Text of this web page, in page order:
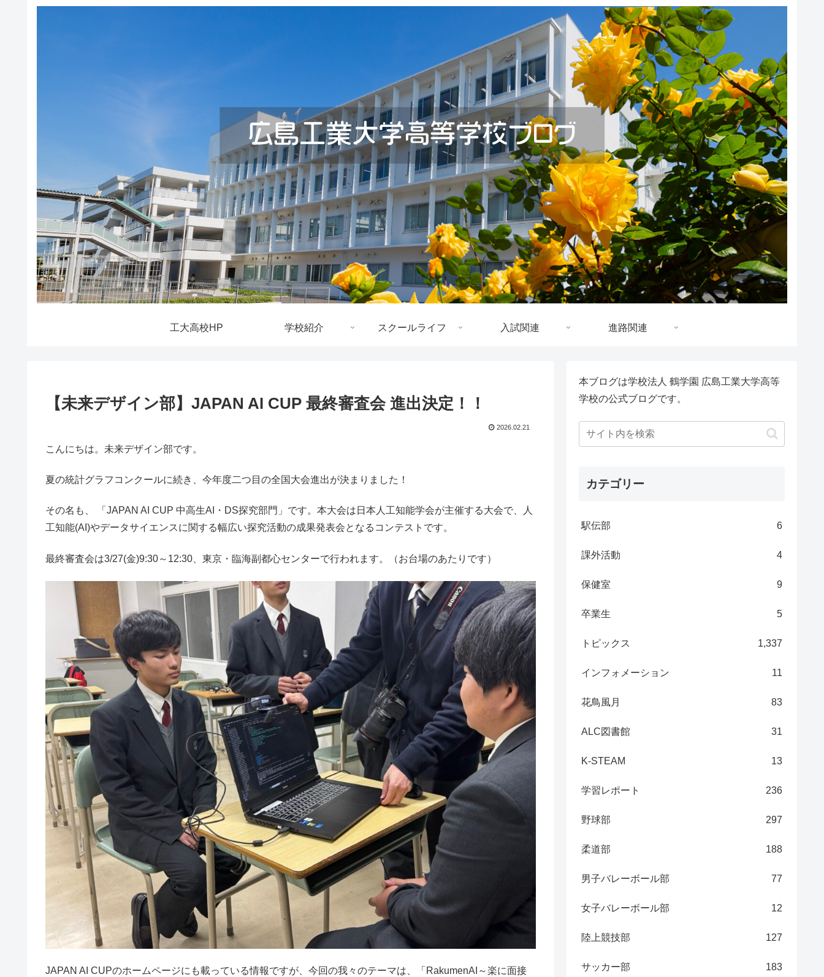
工大高校HP 学校紹介 スクールライフ 入試関連 進路関連
【未来デザイン部】JAPAN AI CUP 最終審査会 進出決定！！
2026.02.21
こんにちは。未来デザイン部です。
夏の統計グラフコンクールに続き、今年度二つ目の全国大会進出が決まりました！
その名も、 「JAPAN AI CUP 中高生AI・DS探究部門」です。本大会は日本人工知能学会が主催する大会で、人
工知能(AI)やデータサイエンスに関する幅広い探究活動の成果発表会となるコンテストです。
最終審査会は3/27(金)9:30～12:30、東京・臨海副都心センターで行われます。（お台場のあたりです）
JAPAN AI CUPのホームページにも載っている情報ですが、今回の我々のテーマは、「RakumenAI～楽に面接
本ブログは学校法人 鶴学園 広島工業大学高等
学校の公式ブログです。
カテゴリー
駅伝部 6
課外活動 4
保健室 9
卒業生 5
トピックス 1,337
インフォメーション 11
花鳥風月 83
ALC図書館 31
K-STEAM 13
学習レポート 236
野球部 297
柔道部 188
男子バレーボール部 77
女子バレーボール部 12
陸上競技部 127
サッカー部 183